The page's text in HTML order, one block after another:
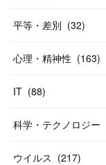
平等・差別 (32)
心理・精神性 (163)
IT (88)
科学・テクノロジー
ウイルス (217)